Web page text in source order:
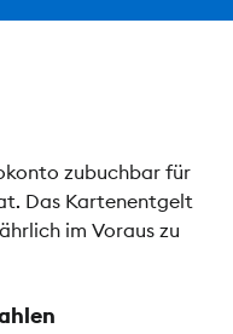
zubuchbar für
Das Kartenentgelt
im Voraus zu